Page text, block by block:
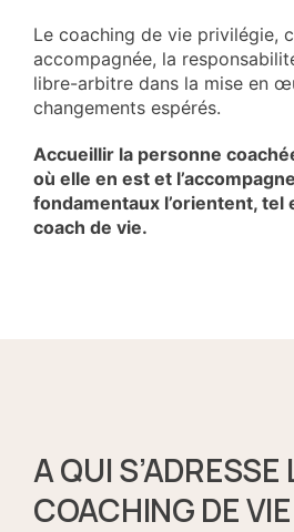
Le coaching de vie privilégie,
accompagnée, la
libre-arbitre dans la mise en
changements espérés.
Accueillir la personne
où elle en est et
fondamentaux l’orientent, tel
coach de vie.
A QUI S’ADRESSE
COACHING DE